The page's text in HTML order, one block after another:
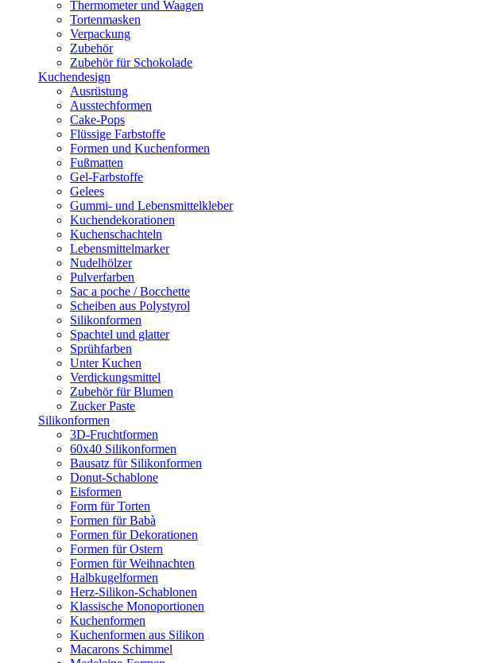
Thermometer und Waagen
Tortenmasken
Verpackung
Zubehör
Zubehör für Schokolade
Kuchendesign
Ausrüstung
Ausstechformen
Cake-Pops
Flüssige Farbstoffe
Formen und Kuchenformen
Fußmatten
Gel-Farbstoffe
Gelees
Gummi- und Lebensmittelkleber
Kuchendekorationen
Kuchenschachteln
Lebensmittelmarker
Nudelhölzer
Pulverfarben
Sac a poche / Bocchette
Scheiben aus Polystyrol
Silikonformen
Spachtel und glatter
Sprühfarben
Unter Kuchen
Verdickungsmittel
Zubehör für Blumen
Zucker Paste
Silikonformen
3D-Fruchtformen
60x40 Silikonformen
Bausatz für Silikonformen
Donut-Schablone
Eisformen
Form für Torten
Formen für Babà
Formen für Dekorationen
Formen für Ostern
Formen für Weihnachten
Halbkugelformen
Herz-Silikon-Schablonen
Klassische Monoportionen
Kuchenformen
Kuchenformen aus Silikon
Macarons Schimmel